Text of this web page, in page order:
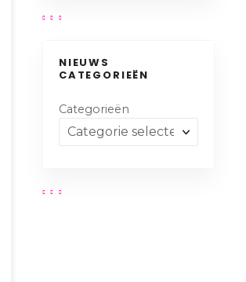
NIEUWS
CATEGORIEËN
Categorieën